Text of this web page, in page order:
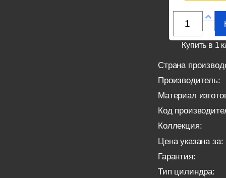
Купить в 1
Страна
Производитель:
Материал
Код
Коллекция:
Цена указана за:
Гарантия:
Тип цилиндра: